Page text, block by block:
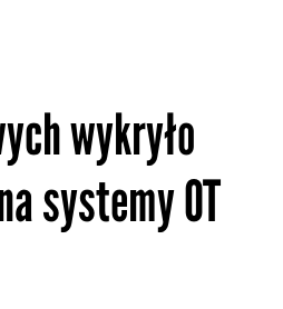
wykryło
systemy OT